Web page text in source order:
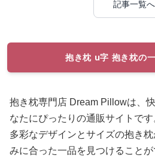
記事一覧へ
抱き枕 u字 抱き枕の
抱き枕専門店 Dream Pillowは、
なたにぴったりの通販サイトです
多彩なデザインとサイズの抱き
みに合った一品を見つけることが